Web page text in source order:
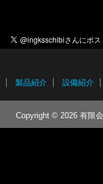
製品紹介 設備紹介
Copyright © 2026 有限